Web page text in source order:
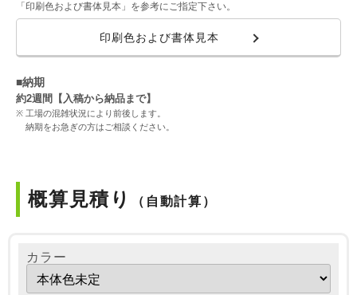
「印刷色および書体見本」を参考にご指定下さい。
印刷色および書体見本
■納期
約2週間【入稿から納品まで】
工場の混雑状況により前後します。
納期をお急ぎの方はご相談ください。
概算見積り （自動計算）
カラー